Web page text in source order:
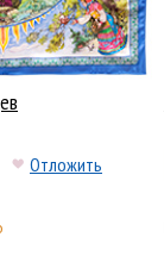
Отложить